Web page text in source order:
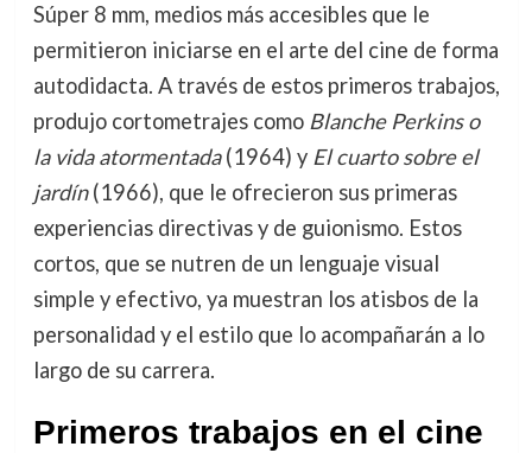
Súper 8 mm, medios más accesibles que le
permitieron iniciarse en el arte del cine de forma
autodidacta. A través de estos primeros trabajos,
produjo cortometrajes como Blanche Perkins o
la vida atormentada(1964) y El cuarto sobre el
jardín(1966), que le ofrecieron sus primeras
experiencias directivas y de guionismo. Estos
cortos, que se nutren de un lenguaje visual
simple y efectivo, ya muestran los atisbos de la
personalidad y el estilo que lo acompañarán a lo
largo de su carrera.
Primeros trabajos en el cine